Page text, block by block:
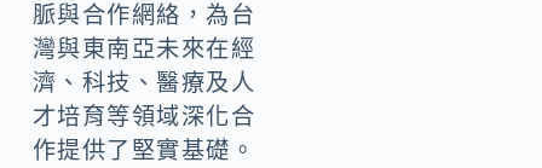
脈與合作網絡，為台
灣與東南亞未來在經
濟、科技、醫療及人
才培育等領域深化合
作提供了堅實基礎。